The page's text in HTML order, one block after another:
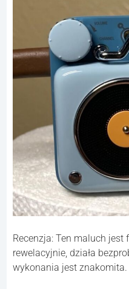
Recenzja: Ten maluch
rewelacyjnie, działa
wykonania jest